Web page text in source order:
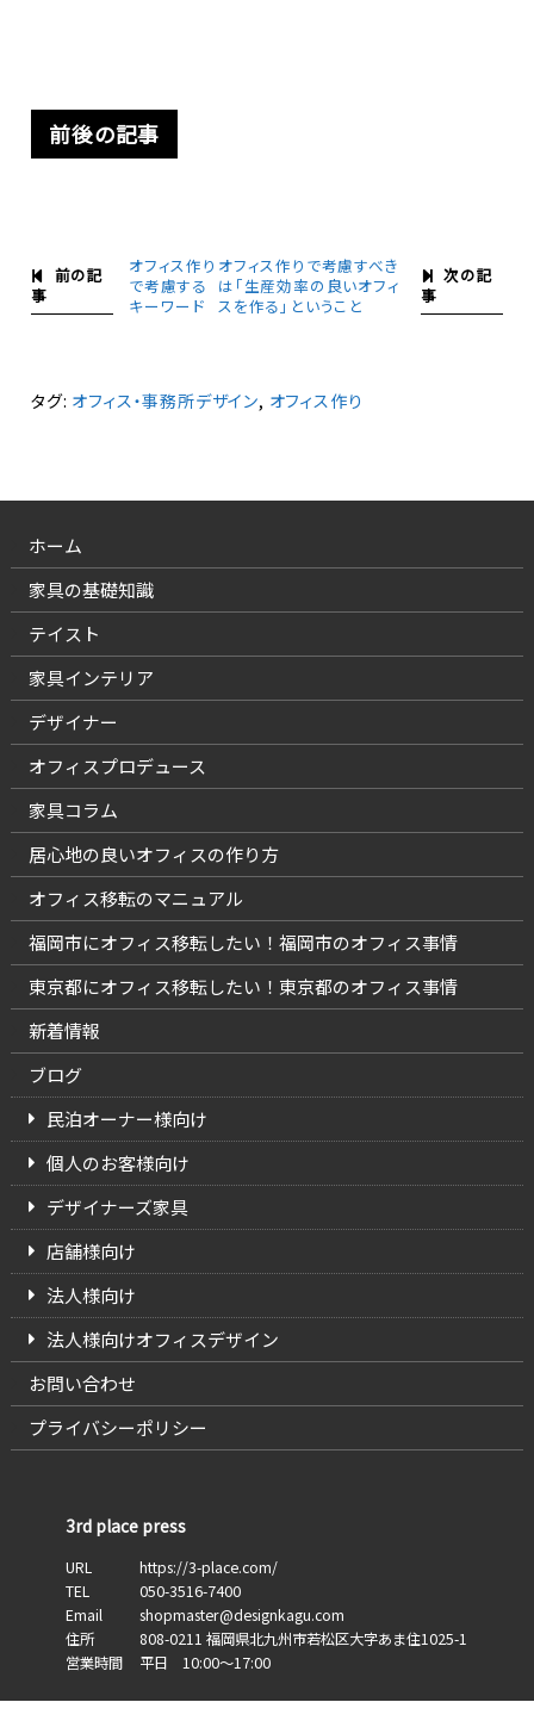
前後の記事
前の記
事
オフィス作り
で考慮する
キーワード
次の記
事
オフィス作りで考慮すべき
は「生産効率の良いオフィ
スを作る」ということ
タグ: オフィス・事務所デザイン, オフィス作り
ホーム
家具の基礎知識
テイスト
家具インテリア
デザイナー
オフィスプロデュース
家具コラム
居心地の良いオフィスの作り方
オフィス移転のマニュアル
福岡市にオフィス移転したい！福岡市のオフィス事情
東京都にオフィス移転したい！東京都のオフィス事情
新着情報
ブログ
民泊オーナー様向け
個人のお客様向け
デザイナーズ家具
店舗様向け
法人様向け
法人様向けオフィスデザイン
お問い合わせ
プライバシーポリシー
3rd place press
URL
https://3-place.com/
TEL
050-3516-7400
Email
shopmaster@designkagu.com
住所
808-0211 福岡県北九州市若松区大字あま住1025-1
営業時間
平日 10:00～17:00